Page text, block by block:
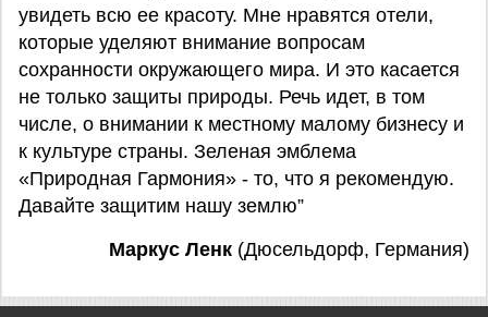
увидеть всю ее красоту. Мне нравятся отели,
которые уделяют внимание вопросам
сохранности окружающего мира. И это касается
не только защиты природы. Речь идет, в том
числе, о внимании к местному малому бизнесу и
к культуре страны. Зеленая эмблема
«Природная Гармония» - то, что я рекомендую.
Давайте защитим нашу землю”
Маркус Ленк (Дюсельдорф, Германия)